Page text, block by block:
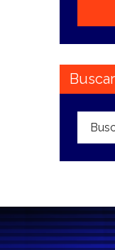
Buscar
Buscar: